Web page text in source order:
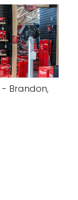
Brandon,